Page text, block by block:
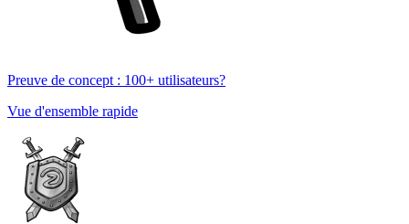
Preuve de concept : 100+ utilisateurs?
Vue d'ensemble rapide